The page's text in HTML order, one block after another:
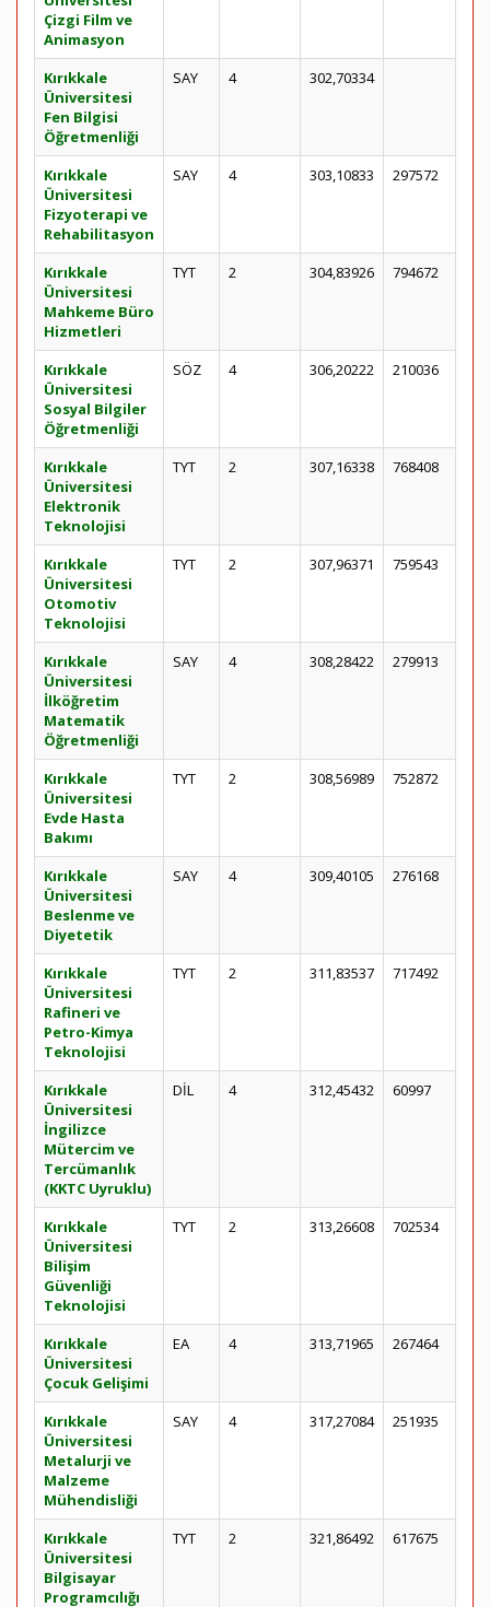
Çizgi Film ve
Animasyon
Kırıkkale
Üniversitesi
Fen Bilgisi
Öğretmenliği
SAY 4 302,70334
Kırıkkale
Üniversitesi
Fizyoterapi ve
Rehabilitasyon
SAY 4 303,10833 297572
Kırıkkale
Üniversitesi
Mahkeme Büro
Hizmetleri
TYT 2 304,83926 794672
Kırıkkale
Üniversitesi
Sosyal Bilgiler
Öğretmenliği
SÖZ 4 306,20222 210036
Kırıkkale
Üniversitesi
Elektronik
Teknolojisi
TYT 2 307,16338 768408
Kırıkkale
Üniversitesi
Otomotiv
Teknolojisi
TYT 2 307,96371 759543
Kırıkkale
Üniversitesi
İlköğretim
Matematik
Öğretmenliği
SAY 4 308,28422 279913
Kırıkkale
Üniversitesi
Evde Hasta
Bakımı
TYT 2 308,56989 752872
Kırıkkale
Üniversitesi
Beslenme ve
Diyetetik
SAY 4 309,40105 276168
Kırıkkale
Üniversitesi
Rafineri ve
Petro-Kimya
Teknolojisi
TYT 2 311,83537 717492
Kırıkkale
Üniversitesi
İngilizce
Mütercim ve
Tercümanlık
(KKTC Uyruklu)
DİL 4 312,45432 60997
Kırıkkale
Üniversitesi
Bilişim
Güvenliği
Teknolojisi
TYT 2 313,26608 702534
Kırıkkale
Üniversitesi
Çocuk Gelişimi
EA 4 313,71965 267464
Kırıkkale
Üniversitesi
Metalurji ve
Malzeme
Mühendisliği
SAY 4 317,27084 251935
Kırıkkale
Üniversitesi
Bilgisayar
Programcılığı
TYT 2 321,86492 617675